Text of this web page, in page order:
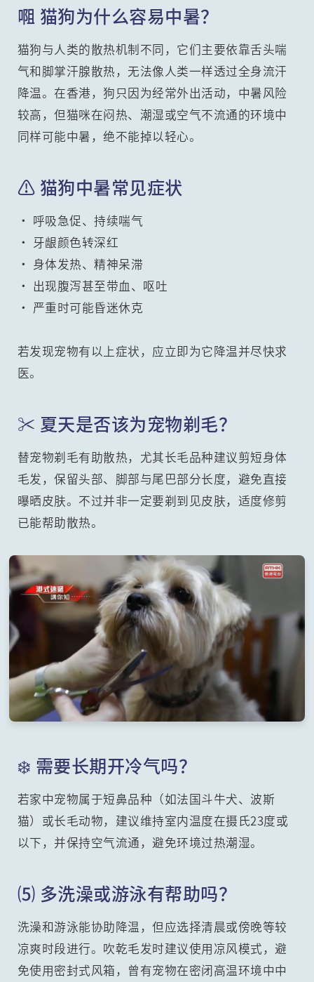
唨 猫狗为什么容易中暑？
猫狗与人类的散热机制不同，它们主要依靠舌头喘
气和脚掌汗腺散热，无法像人类一样透过全身流汗
降温。在香港，狗只因为经常外出活动，中暑风险
较高，但猫咪在闷热、潮湿或空气不流通的环境中
同样可能中暑，绝不能掉以轻心。
⚠️ 猫狗中暑常见症状
• 呼吸急促、持续喘气
• 牙龈颜色转深红
• 身体发热、精神呆滞
• 出现腹泻甚至带血、呕吐
• 严重时可能昏迷休克
若发现宠物有以上症状，应立即为它降温并尽快求
医。
✂️ 夏天是否该为宠物剃毛？
替宠物剃毛有助散热，尤其长毛品种建议剪短身体
毛发，保留头部、脚部与尾巴部分长度，避免直接
曝晒皮肤。不过并非一定要剃到见皮肤，适度修剪
已能帮助散热。
❄️ 需要长期开冷气吗？
若家中宠物属于短鼻品种（如法国斗牛犬、波斯
猫）或长毛动物，建议维持室内温度在摄氏23度或
以下，并保持空气流通，避免环境过热潮湿。
⑸ 多洗澡或游泳有帮助吗？
洗澡和游泳能协助降温，但应选择清晨或傍晚等较
凉爽时段进行。吹乾毛发时建议使用凉风模式，避
免使用密封式风箱，曾有宠物在密闭高温环境中中